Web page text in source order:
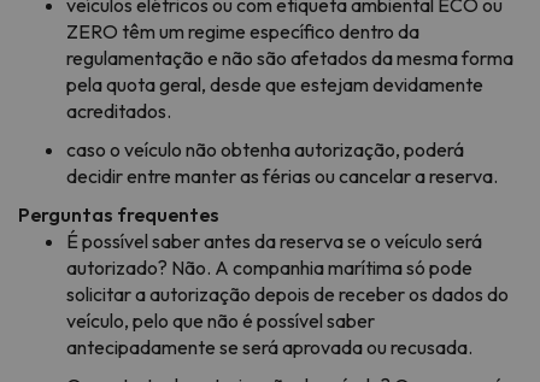
ZERO têm um regime específico dentro da
regulamentação e não são afetados da mesma forma
pela quota geral, desde que estejam devidamente
acreditados.
caso o veículo não obtenha autorização, poderá
decidir entre manter as férias ou cancelar a reserva.
Perguntas frequentes
É possível saber antes da reserva se o veículo será
autorizado? Não. A companhia marítima só pode
solicitar a autorização depois de receber os dados do
veículo, pelo que não é possível saber
antecipadamente se será aprovada ou recusada.